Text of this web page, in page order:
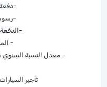
-
-رسوم
-الدفعة
- المدة
- معدل النسبة السنوي
تأجير